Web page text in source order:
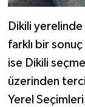
Dikili
farklı bir sonuç
ise Dikili
üzerinden
Yerel